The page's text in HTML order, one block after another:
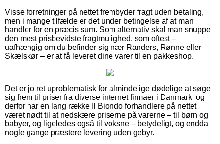
Visse forretninger på nettet frembyder fragt uden betaling,
men i mange tilfælde er det under betingelse af at man
handler for en præcis sum. Som alternativ skal man snuppe
den mest prisbevidste fragtmulighed, som oftest –
uafhængig om du befinder sig nær Randers, Rønne eller
Skælskør – er at få leveret dine varer til en pakkeshop.
Det er jo ret uproblematisk for almindelige dødelige at søge
sig frem til priser fra diverse internet firmaer i Danmark, og
derfor har en lang række Il Biondo forhandlere på nettet
været nødt til at nedskære priserne på varerne – til børn og
babyer, og ligeledes også til voksne – betydeligt, og endda
nogle gange præstere levering uden gebyr.